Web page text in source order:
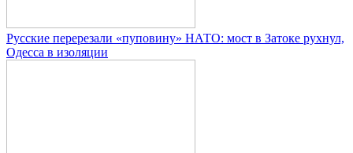
Русские перерезали «пуповину» НАТО: мост в Затоке рухнул,
Одесса в изоляции